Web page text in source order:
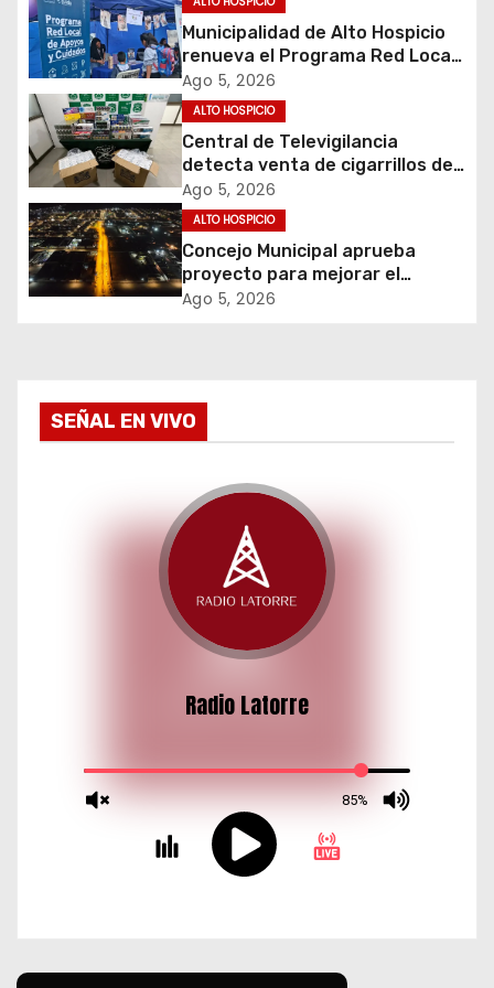
i
ó
n
d
e
e
r
a
Municipalidad de Alto Hospicio
renueva el Programa Red Local
de Apoyos y Cuidados
Ago 5, 2026
ALTO HOSPICIO
Central de Televigilancia
detecta venta de cigarrillos de
contrabando y permite
incautación de más de 3 mil
cajetillas
Ago 5, 2026
ALTO HOSPICIO
Concejo Municipal aprueba
proyecto para mejorar el
alumbrado público del sector El
Ago 5, 2026
SEÑAL EN VIVO